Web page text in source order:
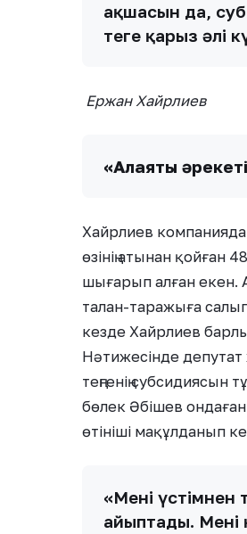
ақшасын да,
теңге қарыз әлі
Ержан Хайрлиев
«Алаяқтық
Хайрлиев
өзінің атынан қойған
шығарып алған екен.
талан-таражыға
кезде Хайрлиев
Нәтижесінде депутат
теңгенің
бөлек Әбішев ондаған
өтініші мақұлданып
«Менің
айыптады. Мені